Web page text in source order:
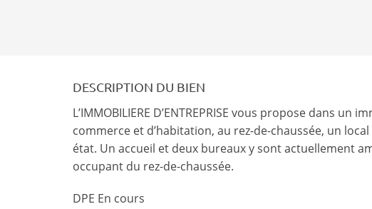
DESCRIPTION DU BIEN
L’IMMOBILIERE D’ENTREPRISE vous propose dans
commerce et d’habitation, au rez-de-chaussée, un
état. Un accueil et deux bureaux y sont actuellement
occupant du rez-de-chaussée.
DPE En cours